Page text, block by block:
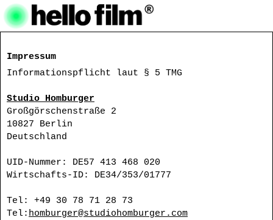
Impressum
Informationspflicht laut § 5 TMG
Studio Homburger
Großgörschenstraße 2
10827 Berlin
Deutschland
UID-Nummer: DE57 413 468 020
Wirtschafts-ID: DE34/353/01777
Tel: +49 30 78 71 28 73
Tel: homburger@studiohomburger.com